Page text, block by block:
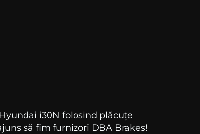
i30N folosind plăcuțe
să fim furnizori DBA Brakes!